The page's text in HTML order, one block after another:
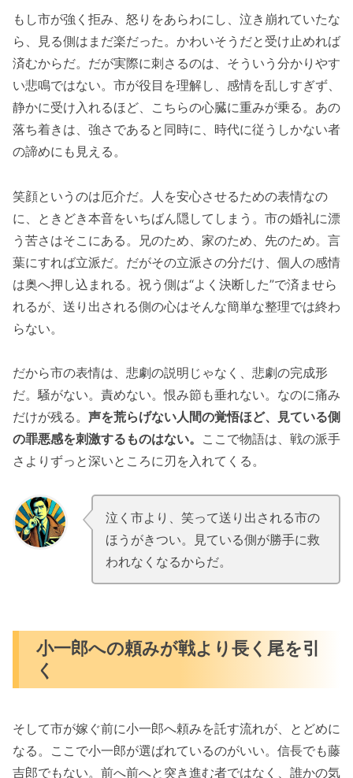
もし市が強く拒み、怒りをあらわにし、泣き崩れていたな
ら、見る側はまだ楽だった。かわいそうだと受け止めれば
済むからだ。だが実際に刺さるのは、そういう分かりやす
い悲鳴ではない。市が役目を理解し、感情を乱しすぎず、
静かに受け入れるほど、こちらの心臓に重みが乗る。あの
落ち着きは、強さであると同時に、時代に従うしかない者
の諦めにも見える。
笑顔というのは厄介だ。人を安心させるための表情なの
に、ときどき本音をいちばん隠してしまう。市の婚礼に漂
う苦さはそこにある。兄のため、家のため、先のため。言
葉にすれば立派だ。だがその立派さの分だけ、個人の感情
は奥へ押し込まれる。祝う側は“よく決断した”で済ませら
れるが、送り出される側の心はそんな簡単な整理では終わ
らない。
だから市の表情は、悲劇の説明じゃなく、悲劇の完成形
だ。騒がない。責めない。恨み節も垂れない。なのに痛み
だけが残る。 声を荒らげない人間の覚悟ほど、見ている側
の罪悪感を刺激するものはない。 ここで物語は、戦の派手
さよりずっと深いところに刃を入れてくる。
.
泣く市より、笑って送り出される市の
ほうがきつい。見ている側が勝手に救
われなくなるからだ。
.
小一郎への頼みが戦より長く尾を引
く
そして市が嫁ぐ前に小一郎へ頼みを託す流れが、とどめに
なる。ここで小一郎が選ばれているのがいい。信長でも藤
吉郎でもない。前へ前へと突き進む者ではなく、誰かの気